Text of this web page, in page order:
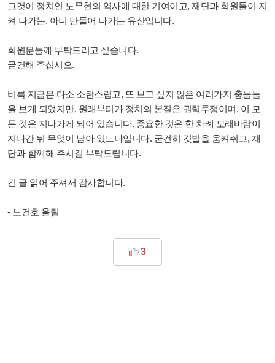
그것이 정치인 노무현의 역사에 대한 기여이고, 재단과 회원들이 지
켜 나가는, 아니 만들어 나가는 유산입니다.
회원분들께 부탁드리고 싶습니다.
굳건해 주십시오.
비록 지금은 다소 소란스럽고, 또 보고 싶지 않은 여러가지 충돌들
을 보게 되었지만, 원래부터가 정치의 본질은 권력투쟁이며, 이 모
든 것은 지나가게 되어 있습니다. 중요한 것은 한 차례 모래바람이
지나간 뒤 무엇이 남아 있느냐입니다. 굳건히 깃발을 움켜쥐고, 재
단과 함께해 주시길 부탁드립니다.
긴 글 읽어 주셔서 감사합니다.
- 노건호 올림
3